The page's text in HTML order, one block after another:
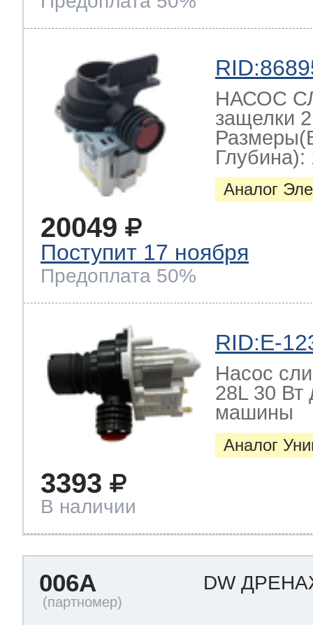
НАСОС
защелки
Глубина):
Аналог
20049
Поступит 17 ноября
Предоплата 50%
RID:E-
Насос
28L 30 Вт
машины
Аналог
3393
В наличии
006A DW